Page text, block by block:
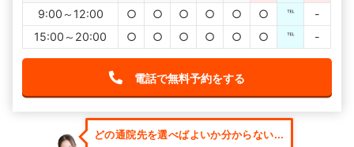
9:00～12:00
○ ○ ○ ○ ○ ○ ℡
-
15:00～20:00
○ ○ ○ ○ ○ ○ ℡ -
電話で無料予約をする
どの通院先を選べばよいか分からない...